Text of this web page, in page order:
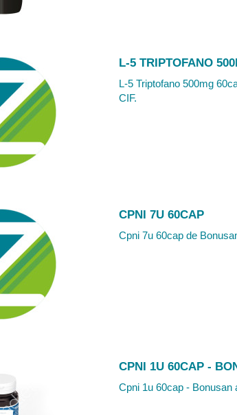
L-5 TRIPTOFANO
L-5 Triptofano 500mg
CIF.
CPNI 7U 60CAP
Cpni 7u 60cap de
CPNI 1U 60CAP -
Cpni 1u 60cap - Bonusan